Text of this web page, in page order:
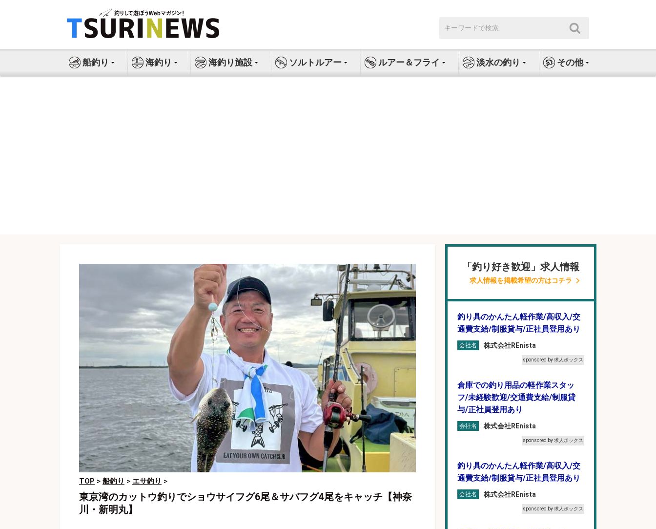
ス
索:
船釣り 海釣り 海釣り施設 ソルトルアー ルアー＆フライ 淡水の釣り その他
TOP > 船釣り > エサ釣り >
東京湾のカットウ釣りでショウサイフグ6尾＆サバフグ4尾をキャッチ【神奈
川・新明丸】
「釣り好き歓迎」求人情報
求人情報を掲載希望の方はコチラ
釣り具のかんたん軽作業/高収入/交
通費支給/制服貸与/正社員登用あり
会社名 株式会社REnista
sponsored by 求人ボックス
倉庫での釣り用品の軽作業スタッ
フ/未経験歓迎/交通費支給/制服貸
与/正社員登用あり
会社名 株式会社REnista
sponsored by 求人ボックス
釣り具のかんたん軽作業/高収入/交
通費支給/制服貸与/正社員登用あり
会社名 株式会社REnista
sponsored by 求人ボックス